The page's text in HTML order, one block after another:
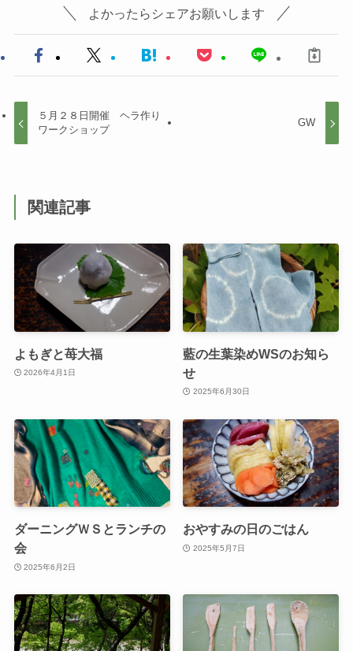
よかったらシェアお願いします
５月２８日開催 ヘラ作り
ワークショップ
GW
関連記事
よもぎと苺大福
2026年4月1日
藍の生葉染めWSのお知ら
せ
2025年6月30日
ダーニングＷＳとランチの
会
2025年6月2日
おやすみの日のごはん
2025年5月7日